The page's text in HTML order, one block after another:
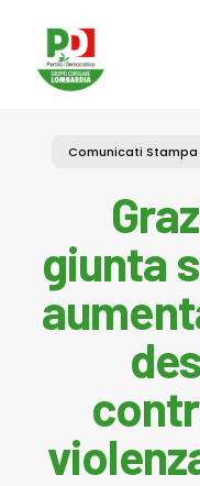
content
Comunicati Stampa
giunta